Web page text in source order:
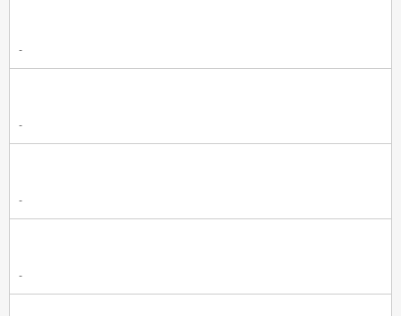
-
-
-
-